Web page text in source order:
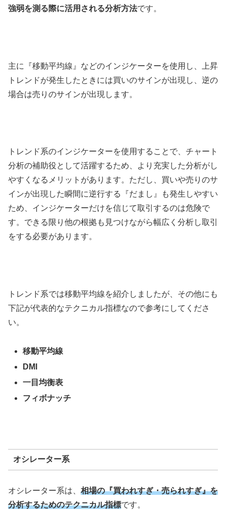
強弱を測る際に活用される分析方法です。
主に『移動平均線』などのインジケーターを使用し、上昇
トレンドが発生したときには買いのサインが出現し、逆の
場合は売りのサインが出現します。
トレンド系のインジケーターを使用することで、チャート
分析の補助役として活躍するため、より充実した分析がし
やすくなるメリットがあります。ただし、買いや売りのサ
インが出現した瞬間に逆行する『だまし』も発生しやすい
ため、インジケーターだけを信じて取引するのは危険で
す。できる限り他の根拠も見つけながら幅広く分析し取引
をする必要があります。
トレンド系では移動平均線を紹介しましたが、その他にも
下記が代表的なテクニカル指標なので参考にしてくださ
い。
移動平均線
DMI
一目均衡表
フィボナッチ
オシレーター系
オシレーター系は、 相場の『買われすぎ・売られすぎ』を
分析するためのテクニカル指標です。